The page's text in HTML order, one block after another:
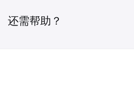
请轻触屏幕顶部的账户选择器。
最近关闭的账户（因违规或到期
会显示「Closed」标签。
更新：余额、仓位、未成交订单
账户。
还需帮助？